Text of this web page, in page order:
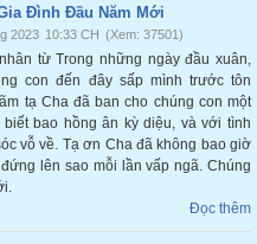
Đình Đầu Năm Mới
2023 10:33 CH (Xem: 37501)
từ Trong những ngày đầu xuân,
con đến đây sấp mình trước tôn
tạ Cha đã ban cho chúng con một
bao hồng ân kỳ diệu, và với tình
vỗ về. Tạ ơn Cha đã không bao giờ
lên sao mỗi lần vấp ngã. Chúng
Đọc thêm